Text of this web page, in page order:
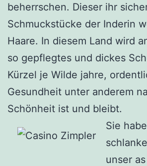
beherrschen. Dieser ihr
Schmuckstücke der Inderin
Haare. In diesem Land wird
so gepflegtes und dickes
Kürzel je Wilde jahre,
Gesundheit unter anderem
Schönheit ist und bleibt.
Sie
unser